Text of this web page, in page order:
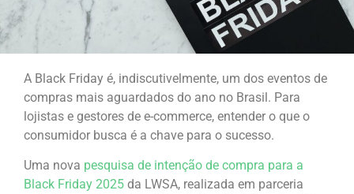
A Black Friday é, indiscutivelmente, um dos eventos de
compras mais aguardados do ano no Brasil. Para
lojistas e gestores de e-commerce, entender o que o
consumidor busca é a chave para o sucesso.
Uma nova pesquisa de intenção de compra para a
Black Friday 2025 da LWSA, realizada em parceria